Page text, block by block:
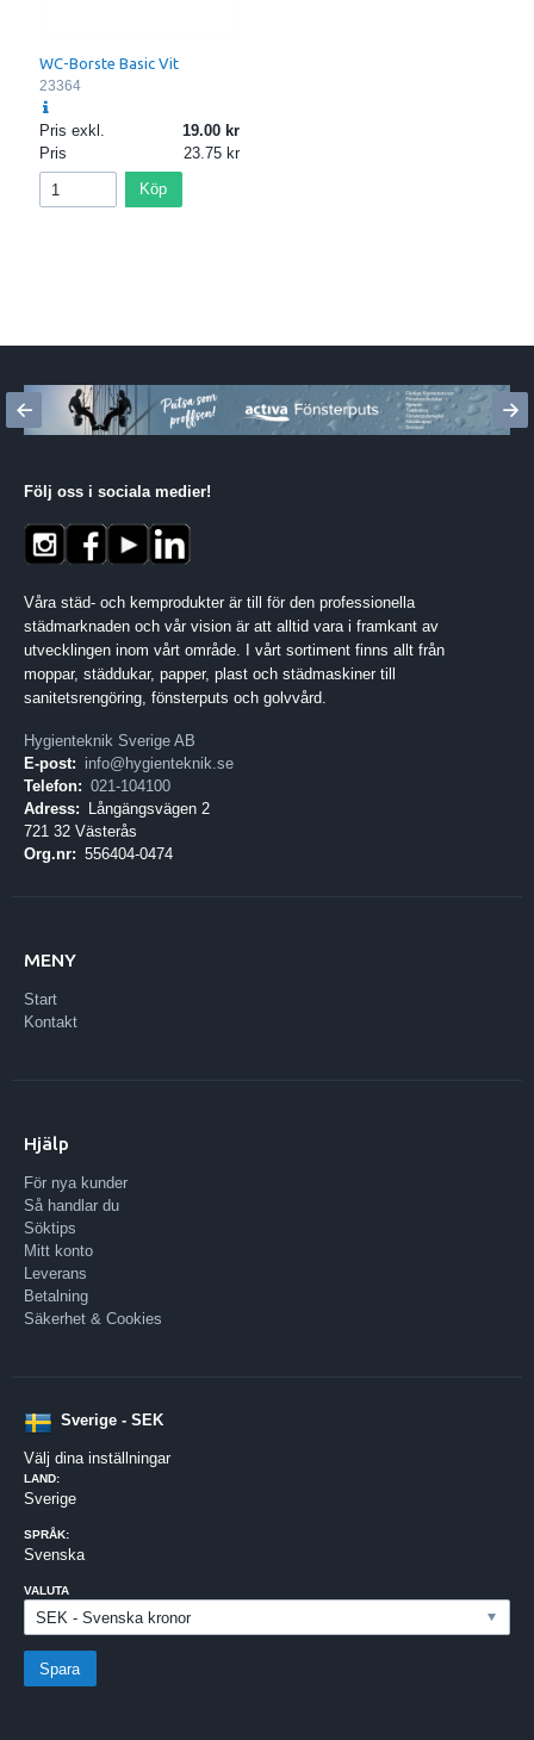
WC-Borste Basic Vit
23364
Pris exkl.
19.00
Pris
23.75
Köp
Följ oss i sociala medier!
Våra städ- och kemprodukter är till för den professionella
städmarknaden och vår vision är att alltid vara i framkant av
utvecklingen inom vårt område. I vårt sortiment finns allt från
moppar, städdukar, papper, plast och städmaskiner till
sanitetsrengöring, fönsterputs och golvvård.
Hygienteknik Sverige AB
E-post: info@hygienteknik.se
Telefon: 021-104100
Adress:
Långängsvägen 2
721 32 Västerås
Org.nr: 556404-0474
MENY
Start
Kontakt
Hjälp
För nya kunder
Så handlar du
Söktips
Mitt konto
Leverans
Betalning
Säkerhet & Cookies
Sverige - SEK
Välj dina inställningar
LAND:
Sverige
SPRÅK:
Svenska
VALUTA